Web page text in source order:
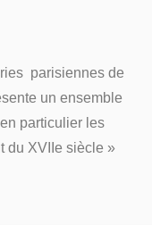
parisiennes de
un ensemble
particulier les
du XVIIe siècle »